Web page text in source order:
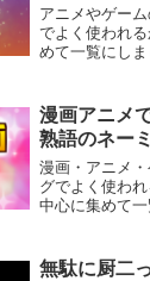
アニメやゲー
でよく使われ
めて一覧にしま
漫画アニメ
熟語のネー
漫画・アニメ
グでよく使わ
中心に集めて一
無駄に厨二